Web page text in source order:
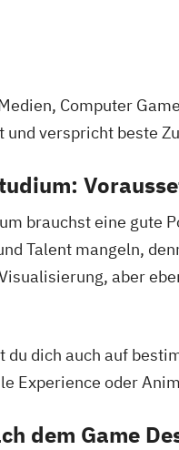
Computer
und verspricht beste
brauchst eine gute
Talent mangeln,
aber
du dich auch auf
Experience oder
dem Game